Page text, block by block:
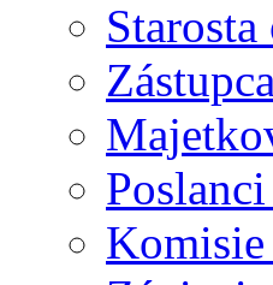
Starosta